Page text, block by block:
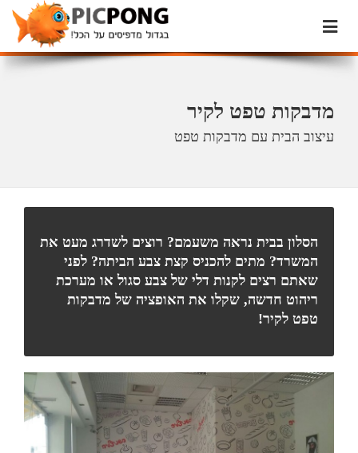
מדבקות טפט לקיר
עיצוב הבית עם מדבקות טפט
הסלון בבית נראה משעמם? רוצים לשדרג מעט את
המשרד? מתים להכניס קצת צבע הביתה? לפני
שאתם רצים לקנות דלי של צבע סגול או מערכת
ריהוט חדשה, שקלו את האופציה של מדבקות
טפט לקיר!